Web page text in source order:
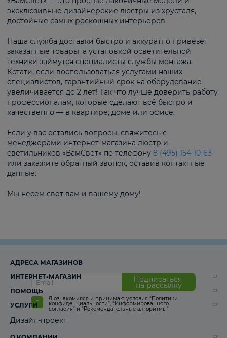
эксклюзивные дизайнерские люстры из хрусталя,
достойные самых роскошных интерьеров.
Наша служба доставки быстро и аккуратно привезет
заказанные товары, а установкой осветительной
техники займутся специалисты службы монтажа.
Кстати, если воспользоваться услугами наших
специалистов, гарантийный срок на оборудование
увеличивается до 2 лет! Так что лучше доверить работу
профессионалам, которые сделают всё быстро и
качественно — в квартире, доме или офисе.
Если у вас остались вопросы, свяжитесь с
менеджерами интернет-магазина люстр и
светильников «ВамСвет» по телефону 8 (495) 154-10-63
или закажите обратный звонок, оставив контактные
данные.
Мы несем свет вам и вашему дому!
Подписаться
на рассылку
Я ознакомился и принимаю условия “Политики
конфиденциальности”, “Информированного
согласия“ и “Рекомендательные алгоритмы“
АДРЕСА МАГАЗИНОВ
ИНТЕРНЕТ-МАГАЗИН
ПОМОЩЬ
УСЛУГИ
Дизайн-проект